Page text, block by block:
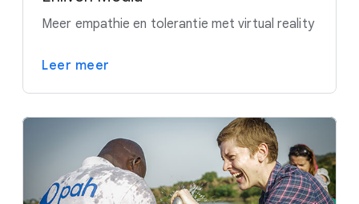
Meer empathie en tolerantie met virtual reality
Leer meer